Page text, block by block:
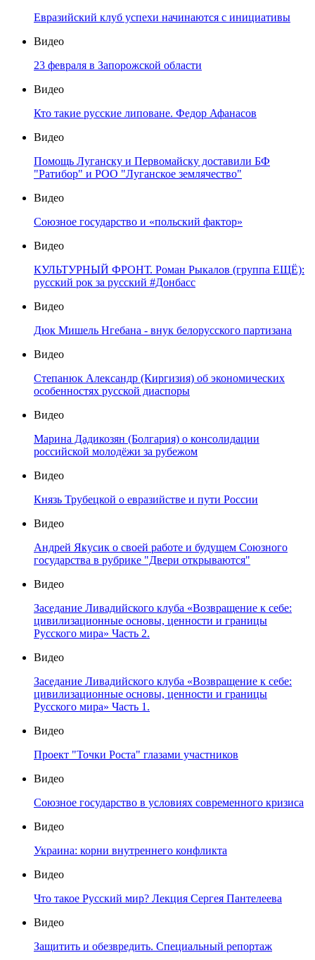
Евразийский клуб успехи начинаются с инициативы
Видео
23 февраля в Запорожской области
Видео
Кто такие русские липоване. Федор Афанасов
Видео
Помощь Луганску и Первомайску доставили БФ
"Ратибор" и РОО "Луганское землячество"
Видео
Союзное государство и «польский фактор»
Видео
КУЛЬТУРНЫЙ ФРОНТ. Роман Рыкалов (группа ЕЩЁ):
русский рок за русский #Донбасс
Видео
Дюк Мишель Нгебана - внук белорусского партизана
Видео
Степанюк Александр (Киргизия) об экономических
особенностях русской диаспоры
Видео
Марина Дадикозян (Болгария) о консолидации
российской молодёжи за рубежом
Видео
Князь Трубецкой о евразийстве и пути России
Видео
Андрей Якусик о своей работе и будущем Союзного
государства в рубрике "Двери открываются"
Видео
Заседание Ливадийского клуба «Возвращение к себе:
цивилизационные основы, ценности и границы
Русского мира» Часть 2.
Видео
Заседание Ливадийского клуба «Возвращение к себе:
цивилизационные основы, ценности и границы
Русского мира» Часть 1.
Видео
Проект "Точки Роста" глазами участников
Видео
Союзное государство в условиях современного кризиса
Видео
Украина: корни внутреннего конфликта
Видео
Что такое Русский мир? Лекция Сергея Пантелеева
Видео
Защитить и обезвредить. Специальный репортаж